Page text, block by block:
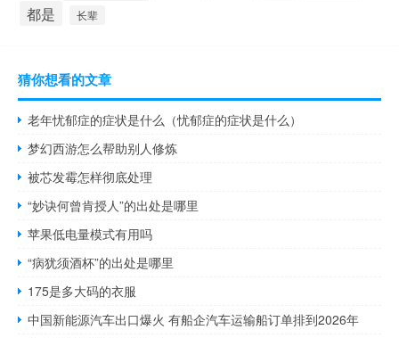
都是 长辈
猜你想看的文章
老年忧郁症的症状是什么（忧郁症的症状是什么）
梦幻西游怎么帮助别人修炼
被芯发霉怎样彻底处理
“妙诀何曾肯授人”的出处是哪里
苹果低电量模式有用吗
“病犹须酒杯”的出处是哪里
175是多大码的衣服
中国新能源汽车出口爆火 有船企汽车运输船订单排到2026年